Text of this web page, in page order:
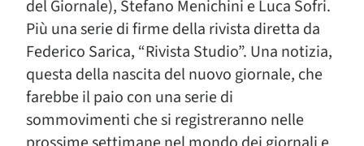
del Giornale), Stefano Menichini e Luca Sofri.
Più una serie di firme della rivista diretta da
Federico Sarica, “Rivista Studio”. Una notizia,
questa della nascita del nuovo giornale, che
farebbe il paio con una serie di
sommovimenti che si registreranno nelle